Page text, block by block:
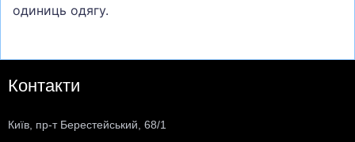
одиниць одягу.
Контакти
Київ, пр-т Берестейський, 68/1